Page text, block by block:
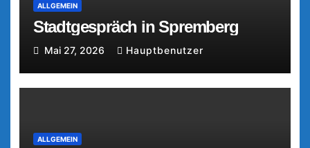
ALLGEMEIN
Stadtgespräch in Spremberg
Mai 27, 2026 Hauptbenutzer
ALLGEMEIN